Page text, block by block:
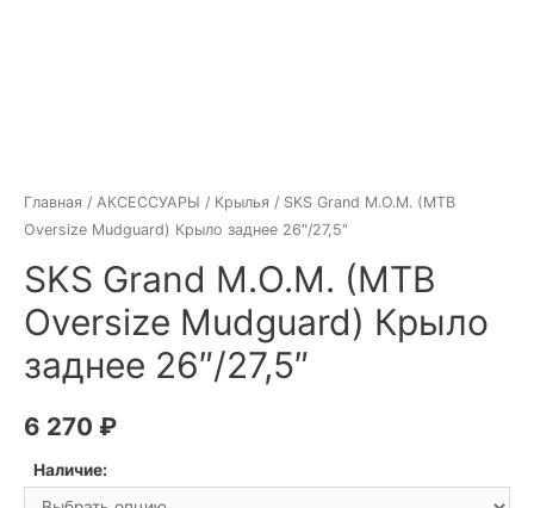
Главная / АКСЕССУАРЫ / Крылья / SKS Grand M.O.M. (MTB
Oversize Mudguard) Крыло заднее 26″/27,5″
SKS Grand M.O.M. (MTB
Oversize Mudguard) Крыло
заднее 26″/27,5″
6 270 ₽
Наличие: